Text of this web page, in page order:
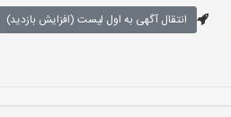
انتقال آگهی به اول لیست (افزایش بازدید)